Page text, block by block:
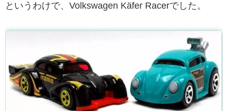
というわけで、Volkswagen Käfer Racerでした。